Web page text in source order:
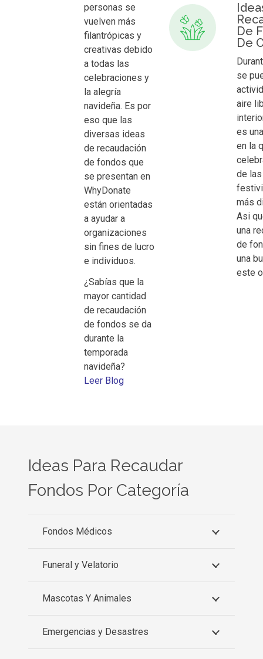
personas se
vuelven más
filantrópicas y
creativas debido
a todas las
celebraciones y
la alegría
navideña. Es por
eso que las
diversas ideas
de recaudación
de fondos que
se presentan en
WhyDonate
están orientadas
a ayudar a
organizaciones
sin fines de lucro
e individuos.
¿Sabías que la
mayor cantidad
de recaudación
de fondos se da
durante la
temporada
navideña?
Leer Blog
De
De
se
aire
es
en la
de las
más
Asi
una
de
una
este
Ideas Para Recaudar
Fondos Por Categoría
Fondos Médicos
Funeral y Velatorio
Mascotas Y Animales
Emergencias y Desastres